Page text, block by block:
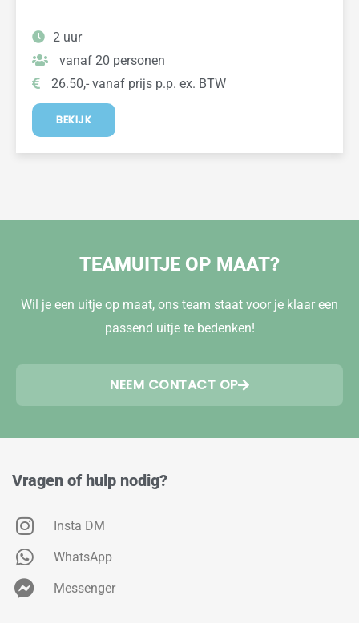
2 uur
vanaf 20 personen
26.50,- vanaf prijs p.p. ex. BTW
BEKIJK
TEAMUITJE OP MAAT?
Wil je een uitje op maat, ons team staat voor je klaar een
passend uitje te bedenken!
NEEM CONTACT OP
Vragen of hulp nodig?
Insta DM
WhatsApp
Messenger